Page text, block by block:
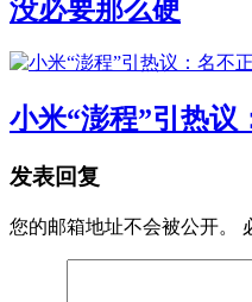
没必要那么硬
小米“澎程”引热议
发表回复
您的邮箱地址不会被公开。